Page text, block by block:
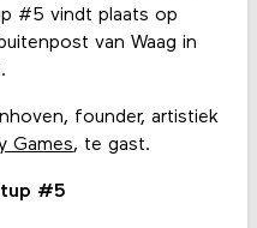
#5 vindt plaats op
van Waag in
founder, artistiek
Games, te gast.
#5